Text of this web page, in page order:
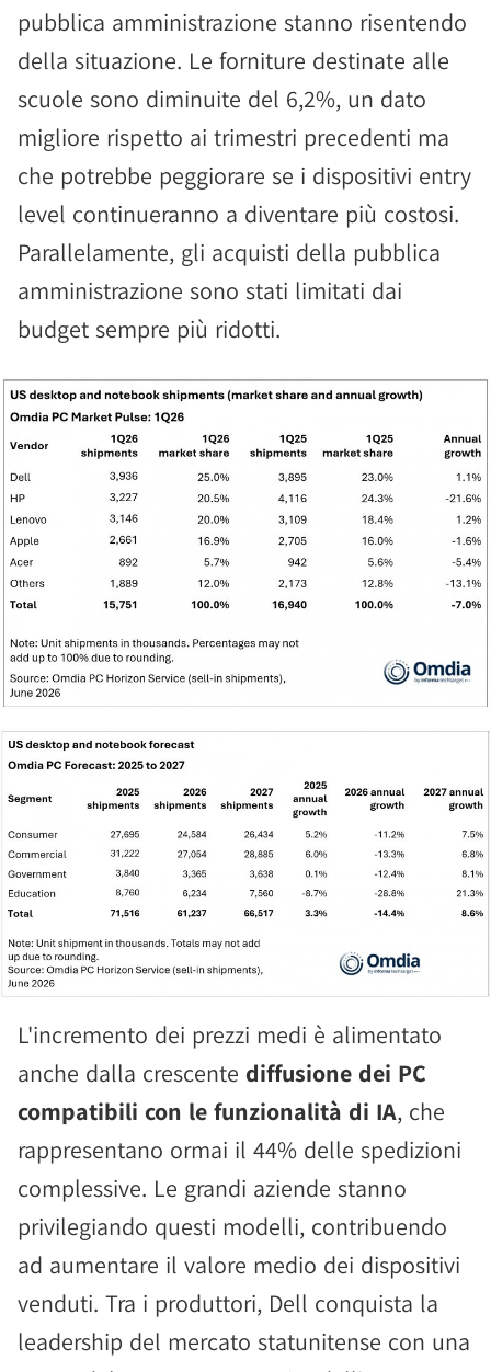
pubblica amministrazione stanno risentendo
della situazione. Le forniture destinate alle
scuole sono diminuite del 6,2%, un dato
migliore rispetto ai trimestri precedenti ma
che potrebbe peggiorare se i dispositivi entry
level continueranno a diventare più costosi.
Parallelamente, gli acquisti della pubblica
amministrazione sono stati limitati dai
budget sempre più ridotti.
L'incremento dei prezzi medi è alimentato
anche dalla crescente diffusione dei PC
compatibili con le funzionalità di IA, che
rappresentano ormai il 44% delle spedizioni
complessive. Le grandi aziende stanno
privilegiando questi modelli, contribuendo
ad aumentare il valore medio dei dispositivi
venduti. Tra i produttori, Dell conquista la
leadership del mercato statunitense con una